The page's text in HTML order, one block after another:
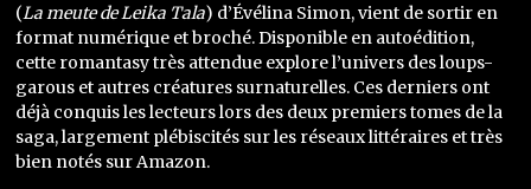
(La meute de Leika Tala) d’Évélina Simon, vient de sortir en
format numérique et broché. Disponible en autoédition,
cette romantasy très attendue explore l’univers des loups-
garous et autres créatures surnaturelles. Ces derniers ont
déjà conquis les lecteurs lors des deux premiers tomes de la
saga, largement plébiscités sur les réseaux littéraires et très
bien notés sur Amazon.